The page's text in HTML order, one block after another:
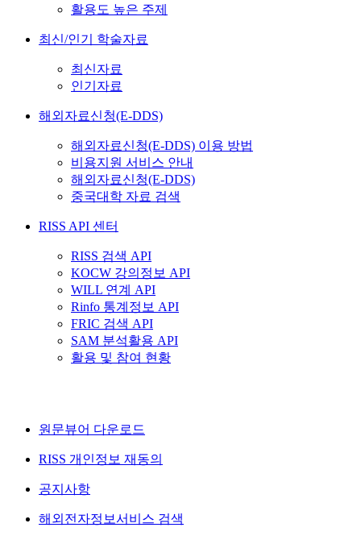
활용도 높은 주제
최신/인기 학술자료
최신자료
인기자료
해외자료신청(E-DDS)
해외자료신청(E-DDS) 이용 방법
비용지원 서비스 안내
해외자료신청(E-DDS)
중국대학 자료 검색
RISS API 센터
RISS 검색 API
KOCW 강의정보 API
WILL 연계 API
Rinfo 통계정보 API
FRIC 검색 API
SAM 분석활용 API
활용 및 참여 현황
원문뷰어 다운로드
RISS 개인정보 재동의
공지사항
해외전자정보서비스 검색